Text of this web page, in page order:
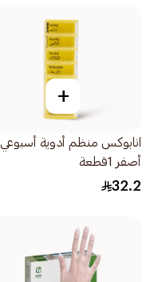
+
انابوكس منظم أدوية أسبوعي
أصفر 1قطعة
32.2